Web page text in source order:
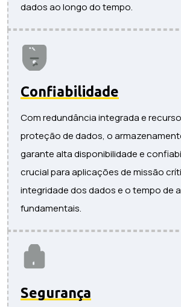
dados ao longo do tempo.
Confiabilidade
Com redundância integrada e
proteção de dados, o
garante alta disponibilidade e
crucial para aplicações de missão
integridade dos dados e o tempo de
fundamentais.
Segurança